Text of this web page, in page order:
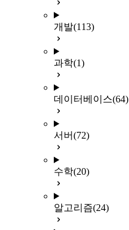
개발(113)
과학(1)
데이터베이스(64)
서버(72)
수학(20)
알고리즘(24)